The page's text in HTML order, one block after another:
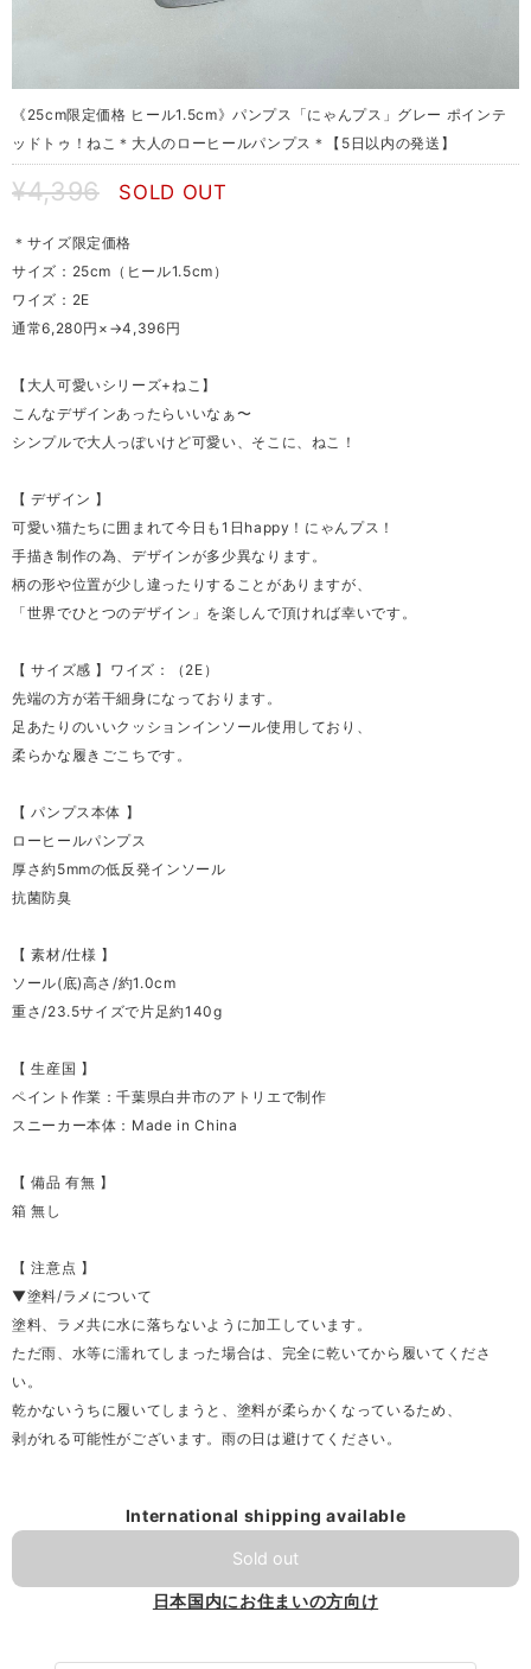
《25cm限定価格 ヒール1.5cm》パンプス「にゃんプス」グレー ポインテ
ッドトゥ！ねこ＊大人のローヒールパンプス＊【5日以内の発送】
¥4,396 SOLD OUT
＊サイズ限定価格
サイズ：25cm（ヒール1.5cm）
ワイズ：2E
通常6,280円×→4,396円
【大人可愛いシリーズ+ねこ】
こんなデザインあったらいいなぁ〜
シンプルで大人っぽいけど可愛い、そこに、ねこ！
【 デザイン 】
可愛い猫たちに囲まれて今日も1日happy！にゃんプス！
手描き制作の為、デザインが多少異なります。
柄の形や位置が少し違ったりすることがありますが、
「世界でひとつのデザイン」を楽しんで頂ければ幸いです。
【 サイズ感 】ワイズ：（2E）
先端の方が若干細身になっております。
足あたりのいいクッションインソール使用しており、
柔らかな履きごこちです。
【 パンプス本体 】
ローヒールパンプス
厚さ約5mmの低反発インソール
抗菌防臭
【 素材/仕様 】
ソール(底)高さ/約1.0cm
重さ/23.5サイズで片足約140g
【 生産国 】
ペイント作業：千葉県白井市のアトリエで制作
スニーカー本体：Made in China
【 備品 有無 】
箱 無し
【 注意点 】
▼塗料/ラメについて
塗料、ラメ共に水に落ちないように加工しています。
ただ雨、水等に濡れてしまった場合は、完全に乾いてから履いてくださ
い。
乾かないうちに履いてしまうと、塗料が柔らかくなっているため、
剥がれる可能性がございます。雨の日は避けてください。
International shipping available
Sold out
日本国内にお住まいの方向け